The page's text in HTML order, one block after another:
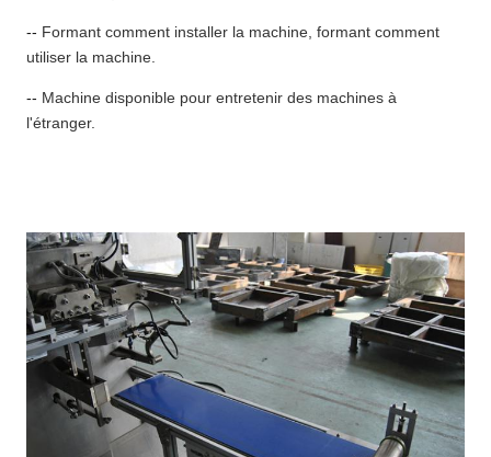
-- Formant comment installer la machine, formant comment
utiliser la machine.
-- Machine disponible pour entretenir des machines à
l'étranger.